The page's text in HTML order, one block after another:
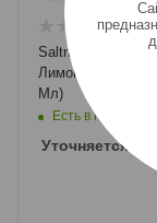
Saltnic20 Sk
Лимон С
Мл)
Есть в наличии: 6
Уточняется